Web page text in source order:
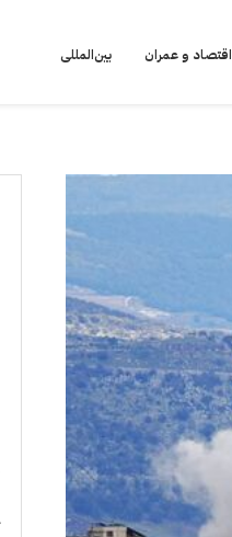
اقتصاد و عمران بین‌المللی